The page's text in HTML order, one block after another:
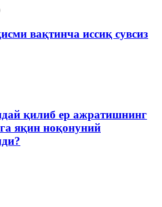
вақтинча иссиқ сувсиз
қилиб ер ажратишнинг
яқин ноқонуний